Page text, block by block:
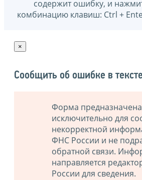
содержит ошибку, и
комбинацию клавиш: Ctrl +
×
Сообщить об ошибке в тексте
Форма предназначена
исключительно для
некорректной
ФНС России и не
обратной связи.
направляется
России для сведения.